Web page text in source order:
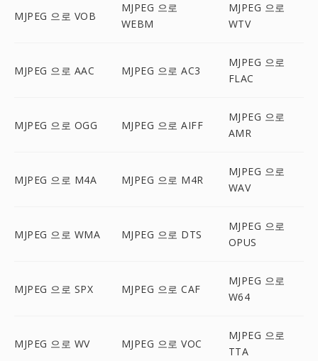
MJPEG 으로 VOB
MJPEG 으로
WEBM
MJPEG 으로
WTV
MJPEG 으로 AAC MJPEG 으로 AC3
MJPEG 으로
FLAC
MJPEG 으로 OGG MJPEG 으로 AIFF
MJPEG 으로
AMR
MJPEG 으로 M4A MJPEG 으로 M4R
MJPEG 으로
WAV
MJPEG 으로 WMA MJPEG 으로 DTS
MJPEG 으로
OPUS
MJPEG 으로 SPX MJPEG 으로 CAF
MJPEG 으로
W64
MJPEG 으로 WV MJPEG 으로 VOC
MJPEG 으로
TTA